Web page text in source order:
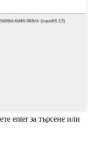
enter за търсене или